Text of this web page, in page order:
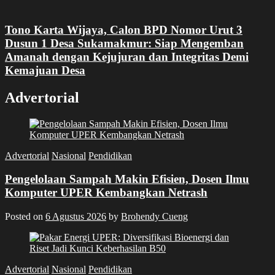
Tono Karta Wijaya, Calon BPD Nomor Urut 3
Dusun 1 Desa Sukamakmur: Siap Mengemban
Amanah dengan Kejujuran dan Integritas Demi
Kemajuan Desa
Advertorial
Advertorial Nasional Pendidikan
Pengelolaan Sampah Makin Efisien, Dosen Ilmu
Komputer UPER Kembangkan Netrash
Posted on 6 Agustus 2026 by Brohendy Cueng
Advertorial Nasional Pendidikan